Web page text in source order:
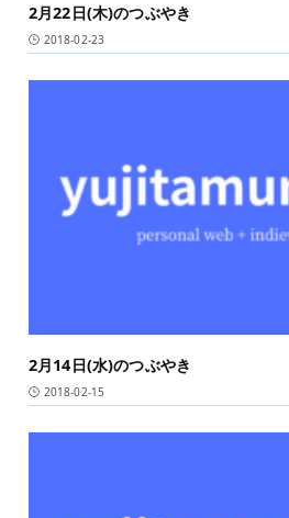
2月22日(木)のつぶやき
2018-02-23
2月14日(水)のつぶやき
2018-02-15